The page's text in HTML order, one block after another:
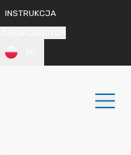
INSTRUKCJA